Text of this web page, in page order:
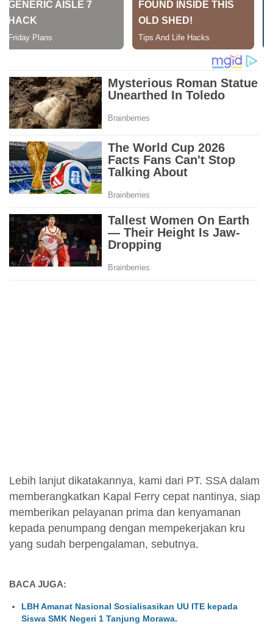
Lebih lanjut dikatakannya, kami dari PT. SSA dalam
memberangkatkan Kapal Ferry cepat nantinya, siap
memberikan pelayanan prima dan kenyamanan
kepada penumpang dengan mempekerjakan kru
yang sudah berpengalaman, sebutnya.
BACA JUGA:
LBH Amanat Nasional Sosialisasikan UU ITE kepada
Siswa SMK Negeri 1 Tanjung Morawa.